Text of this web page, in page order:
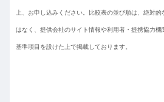
上、お申し込みください。比較表の並び順は、絶対
はなく、提供会社のサイト情報や利用者・提携協力
基準項目を設けた上で掲載しております。